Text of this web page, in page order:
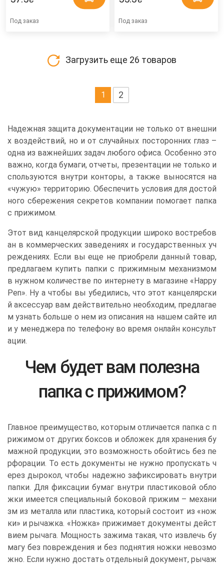
Под заказ Под заказ
Загрузить еще 26 товаров
1 2
Надежная защита документации не только от внешни
х воздействий, но и от случайных посторонних глаз –
одна из важнейших задач любого офиса. Особенно это
важно, когда бумаги, отчеты, презентации не только и
спользуются внутри конторы, а также выносятся на
«чужую» территорию. Обеспечить условия для достой
ного сбережения секретов компании помогает папка
с прижимом.
Этот вид канцелярской продукции широко востребов
ан в коммерческих заведениях и государственных уч
реждениях. Если вы еще не приобрели данный товар,
предлагаем купить папки с прижимным механизмом
в нужном количестве по интернету в магазине «Happy
Pen». Ну а чтобы вы убедились, что этот канцелярски
й аксессуар вам действительно необходим, предлагае
м узнать больше о нем из описания на нашем сайте ил
и у менеджера по телефону во время онлайн консульт
ации.
Чем будет вам полезна
папка с прижимом?
Главное преимущество, которым отличается папка с п
рижимом от других боксов и обложек для хранения бу
мажной продукции, это возможность обойтись без пе
рфорации. То есть документы не нужно пропускать ч
ерез дырокол, чтобы надежно зафиксировать внутри
папки. Для фиксации бумаг внутри пластиковой обло
жки имеется специальный боковой прижим – механи
зм из металла или пластика, который состоит из «нож
ки» и рычажка. «Ножка» прижимает документы дейст
вием рычага. Мощность зажима такая, что извлечь бу
магу без повреждения и без поднятия ножки невозмо
жно. Если нужно достать отдельный документ, рычаж